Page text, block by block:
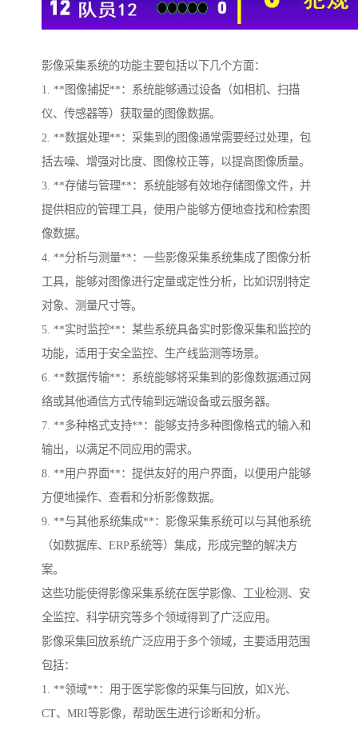
影像采集系统的功能主要包括以下几个方面：
1. **图像捕捉**：系统能够通过设备（如相机、扫描
仪、传感器等）获取量的图像数据。
2. **数据处理**：采集到的图像通常需要经过处理，包
括去噪、增强对比度、图像校正等，以提高图像质量。
3. **存储与管理**：系统能够有效地存储图像文件，并
提供相应的管理工具，使用户能够方便地查找和检索图
像数据。
4. **分析与测量**：一些影像采集系统集成了图像分析
工具，能够对图像进行定量或定性分析，比如识别特定
对象、测量尺寸等。
5. **实时监控**：某些系统具备实时影像采集和监控的
功能，适用于安全监控、生产线监测等场景。
6. **数据传输**：系统能够将采集到的影像数据通过网
络或其他通信方式传输到远端设备或云服务器。
7. **多种格式支持**：能够支持多种图像格式的输入和
输出，以满足不同应用的需求。
8. **用户界面**：提供友好的用户界面，以便用户能够
方便地操作、查看和分析影像数据。
9. **与其他系统集成**：影像采集系统可以与其他系统
（如数据库、ERP系统等）集成，形成完整的解决方
案。
这些功能使得影像采集系统在医学影像、工业检测、安
全监控、科学研究等多个领域得到了广泛应用。
影像采集回放系统广泛应用于多个领域，主要适用范围
包括：
1. **领域**：用于医学影像的采集与回放，如X光、
CT、MRI等影像，帮助医生进行诊断和分析。